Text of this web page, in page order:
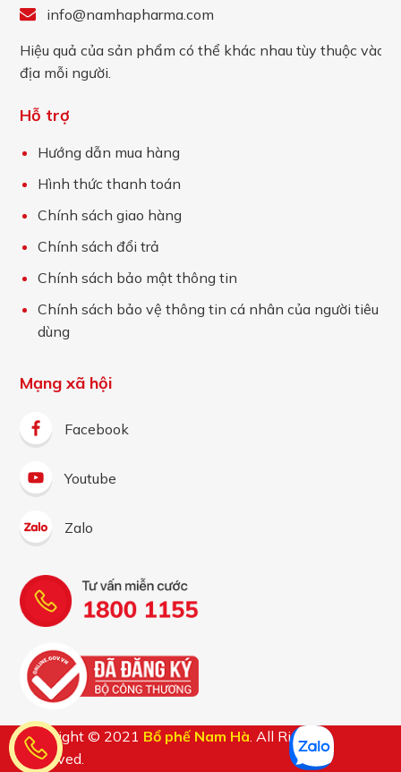
info@namhapharma.com
Hiệu quả của sản phẩm có thể khác nhau tùy thuộc vào
địa mỗi người.
Hỗ trợ
Hướng dẫn mua hàng
Hình thức thanh toán
Chính sách giao hàng
Chính sách đổi trả
Chính sách bảo mật thông tin
Chính sách bảo vệ thông tin cá nhân của người tiêu
dùng
Mạng xã hội
Facebook
Youtube
Zalo
Copyright © 2021 Bổ phế Nam Hà. All Rights
Reserved.